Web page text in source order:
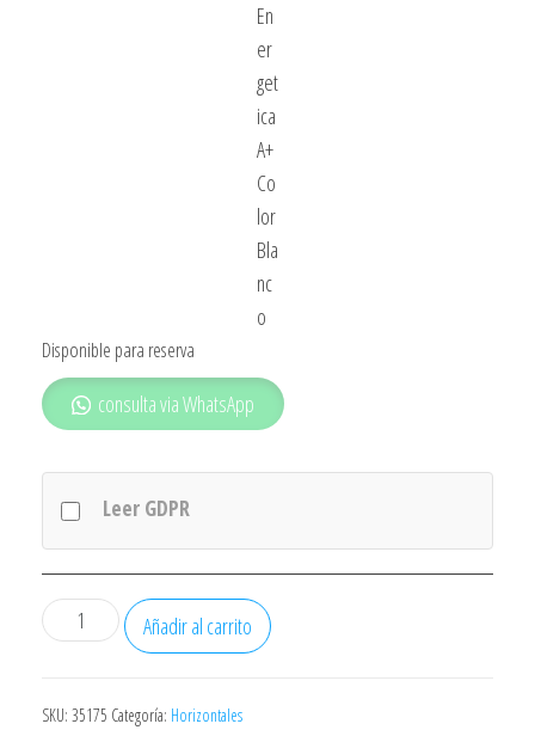
En
er
get
ica
A+
Co
lor
Bla
nc
o
Disponible para reserva
consulta via WhatsApp
Leer GDPR
Congelador
Rommer
120x67x85
Añadir al carrito
SKU: 35175 Categoría: Horizontales